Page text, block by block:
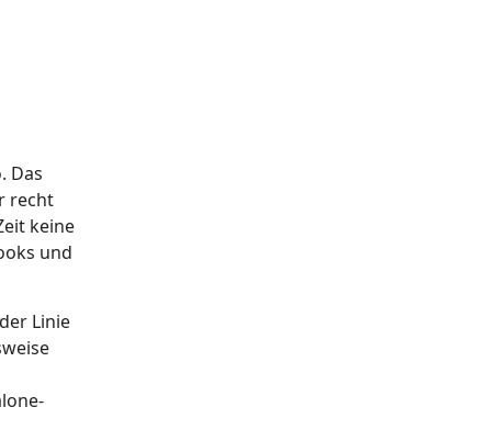
Das
recht
keine
und
Linie